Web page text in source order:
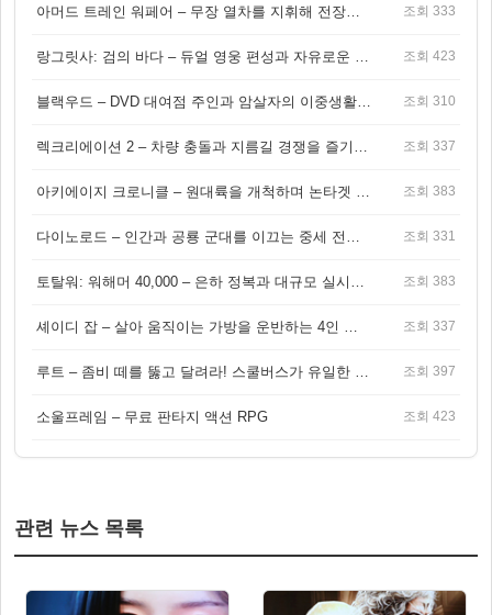
조회 333
조회 423
조회 310
조회 337
조회 383
조회 331
조회 383
조회 337
조회 397
소울프레임 – 무료 판타지 액션 RPG 조회 423
관련 뉴스 목록